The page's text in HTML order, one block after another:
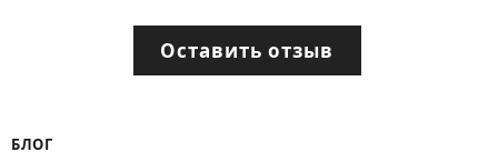
Оставить отзыв
БЛОГ